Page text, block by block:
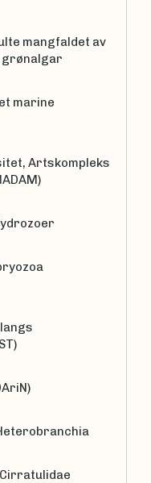
mangfaldet av
grønalgar
marine
Artskompleks